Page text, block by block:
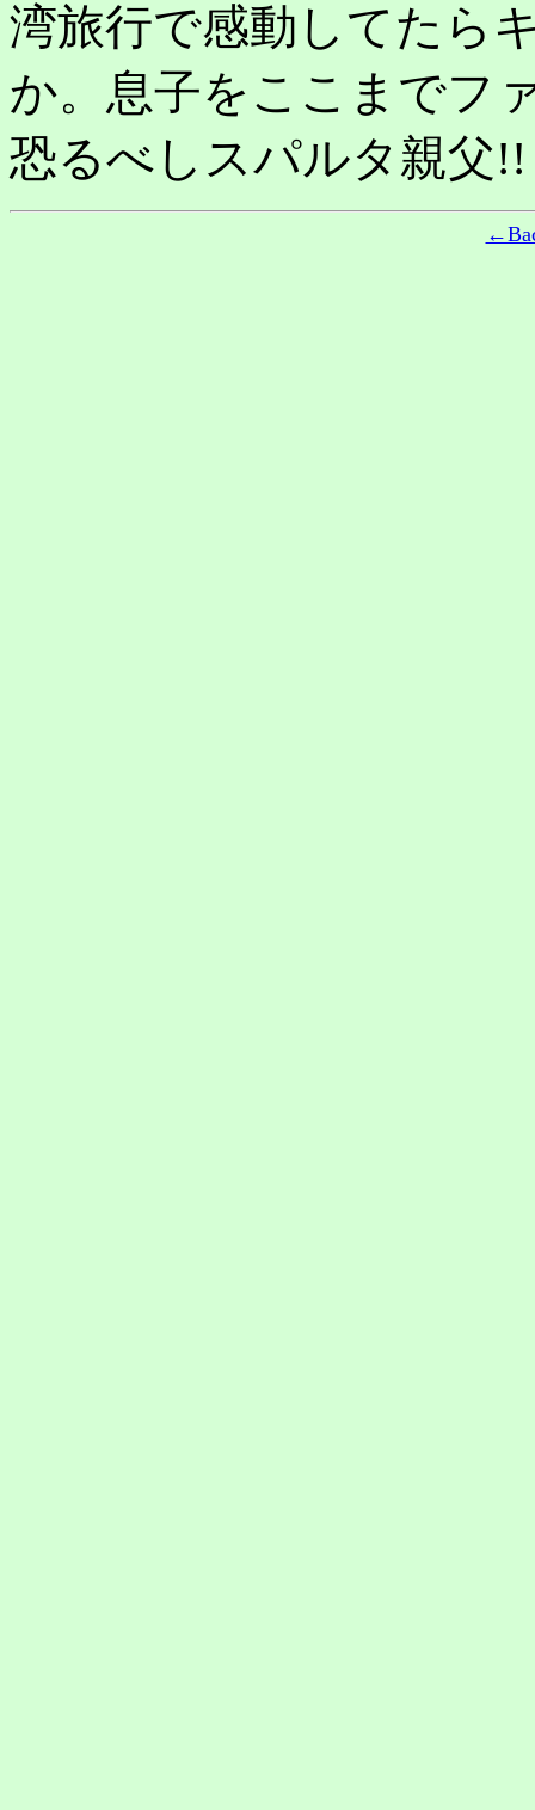
湾旅行で感動してたら
か。息子をここまでフ
恐るべしスパルタ親父!!